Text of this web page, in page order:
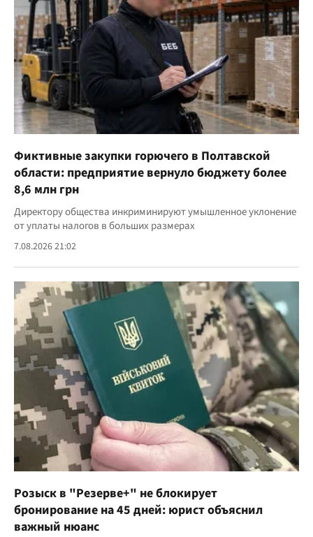
Фиктивные закупки горючего в Полтавской
области: предприятие вернуло бюджету более
8,6 млн грн
Директору общества инкриминируют умышленное уклонение
от уплаты налогов в больших размерах
7.08.2026 21:02
Розыск в "Резерве+" не блокирует
бронирование на 45 дней: юрист объяснил
важный нюанс